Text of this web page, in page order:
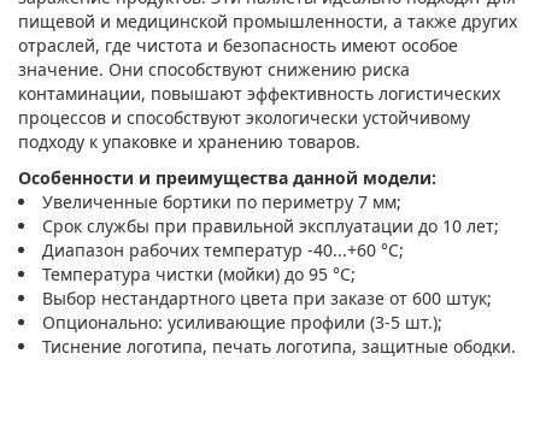
пищевой и медицинской промышленности, а также других
отраслей, где чистота и безопасность имеют особое
значение. Они способствуют снижению риска
контаминации, повышают эффективность логистических
процессов и способствуют экологически устойчивому
подходу к упаковке и хранению товаров.
Особенности и преимущества данной модели:
Увеличенные бортики по периметру 7 мм;
Срок службы при правильной эксплуатации до 10 лет;
Диапазон рабочих температур -40...+60 °С;
Температура чистки (мойки) до 95 °С;
Выбор нестандартного цвета при заказе от 600 штук;
Опционально: усиливающие профили (3-5 шт.);
Тиснение логотипа, печать логотипа, защитные ободки.